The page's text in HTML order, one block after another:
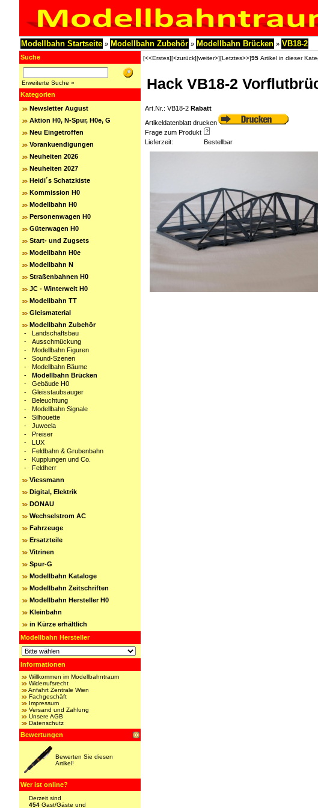
Modellbahn Startseite » Modellbahn Zubehör » Modellbahn Brücken » VB18-2
Suche
Erweiterte Suche »
Kategorien
Newsletter August
Aktion H0, N-Spur, H0e, G
Neu Eingetroffen
Vorankuendigungen
Neuheiten 2026
Neuheiten 2027
Heidi´s Schatzkiste
Kommission H0
Modellbahn H0
Personenwagen H0
Güterwagen H0
Start- und Zugsets
Modellbahn H0e
Modellbahn N
Straßenbahnen H0
JC - Winterwelt H0
Modellbahn TT
Gleismaterial
Modellbahn Zubehör
- Landschaftsbau
- Ausschmückung
- Modellbahn Figuren
- Sound-Szenen
- Modellbahn Bäume
- Modellbahn Brücken
- Gebäude H0
- Gleisstaubsauger
- Beleuchtung
- Modellbahn Signale
- Silhouette
- Juweela
- Preiser
- LUX
- Feldbahn & Grubenbahn
- Kupplungen und Co.
- Feldherr
Viessmann
Digital, Elektrik
DONAU
Wechselstrom AC
Fahrzeuge
Ersatzteile
Vitrinen
Spur-G
Modellbahn Kataloge
Modellbahn Zeitschriften
Modellbahn Hersteller H0
Kleinbahn
in Kürze erhältlich
Modellbahn Hersteller
Informationen
Willkommen im Modellbahntraum
Widerrufsrecht
Anfahrt Zentrale Wien
Fachgeschäft
Impressum
Versand und Zahlung
Unsere AGB
Datenschutz
Bewertungen
Bewerten Sie diesen
Artikel!
Wer ist online?
Derzeit sind
454 Gast/Gäste und
[<<Erstes][<zurück][weiter>][Letztes>>]95 Artikel in dieser
Hack VB18-2
Art.Nr.: VB18-2 Rabatt
Artikeldatenblatt drucken
Frage zum Produkt
Lieferzeit:
Bestellbar